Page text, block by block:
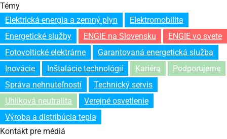
Témy
Elektrická energia a zemný plyn
Elektromobilita
Energetické služby
ENGIE na Slovensku
ENGIE vo svete
Fotovoltické elektrárne
Garantovaná energetická služba
Inovácie
Inštalácie technológií Kariéra
Podporujeme
Správa nehnuteľností
Technický servis
Uhlíková neutralita
Verejné osvetlenie
Výroba a distribúcia tepla
Kontakt pre médiá